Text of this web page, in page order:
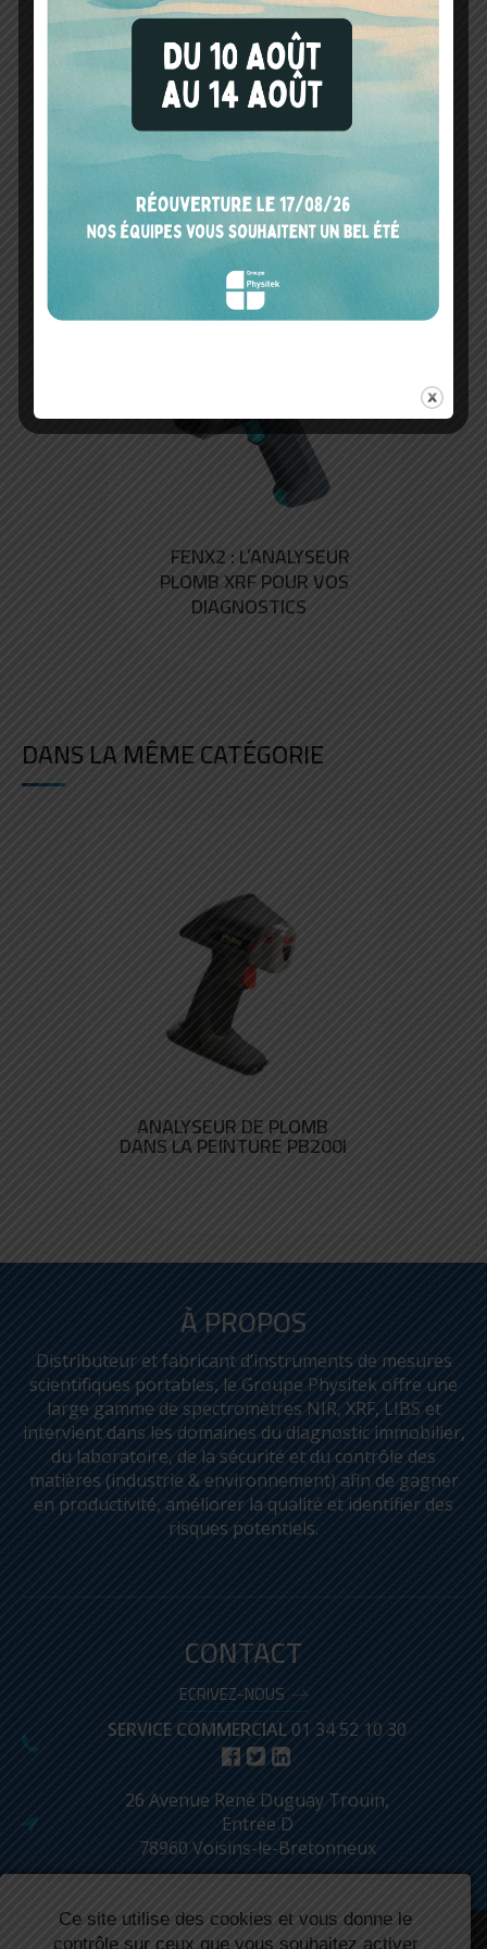
Bouton de
fermeture par
pression
Passants pour
ceinture
PHYSITEK DEVICES VOUS RECOMMANDE
FENX2 : L’ANALYSEUR
PLOMB XRF POUR VOS
DIAGNOSTICS
DANS LA MÊME CATÉGORIE
ANALYSEUR DE PLOMB
DANS LA PEINTURE PB200I
À PROPOS
Distributeur et fabricant d’instruments de mesures
scientifiques portables, le Groupe Physitek offre une
large gamme de spectromètres NIR, XRF, LIBS et
intervient dans les domaines du diagnostic immobilier,
du laboratoire, de la sécurité et du contrôle des
matières (industrie & environnement) afin de gagner
en productivité, améliorer la qualité et identifier des
risques potentiels.
CONTACT
ECRIVEZ-NOUS
SERVICE COMMERCIAL01 34 52 10 30
26 Avenue René Duguay Trouin,
Entrée D
78960 Voisins-le-Bretonneux
Réalisé par : Biznet Mentions légales
Ce site utilise des cookies et vous donne le
contrôle sur ceux que vous souhaitez activer